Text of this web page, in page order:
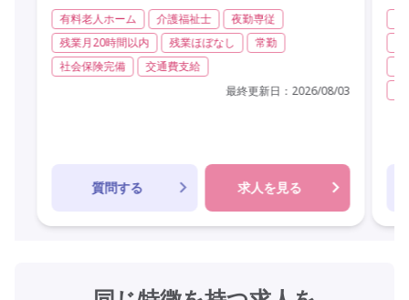
有料老人ホーム 介護福祉士
夜勤専従
残業月20時間以内
残業ほぼなし
常勤
社会保険完備
交通費支給
最終更新日： 2026/08/03
質問する 求人を見る